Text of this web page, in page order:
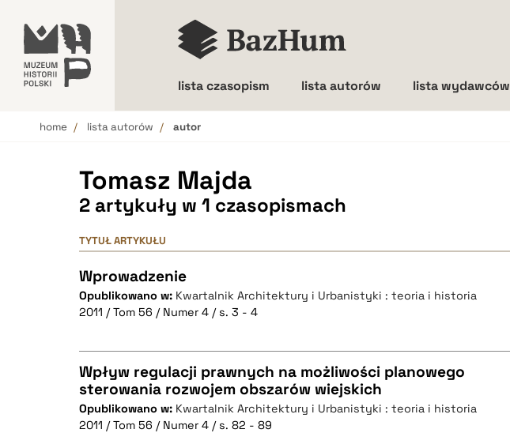
lista czasopism lista autorów lista wydawców
home lista autorów autor
Tomasz Majda
2 artykuły w 1 czasopismach
TYTUŁ ARTYKUŁU
Wprowadzenie
Opublikowano w: Kwartalnik Architektury i Urbanistyki : teoria i historia
2011 / Tom 56 / Numer 4 / s. 3 - 4
CZYSTY TEKST
Wpływ regulacji prawnych na możliwości planowego
sterowania rozwojem obszarów wiejskich
Opublikowano w: Kwartalnik Architektury i Urbanistyki : teoria i historia
2011 / Tom 56 / Numer 4 / s. 82 - 89